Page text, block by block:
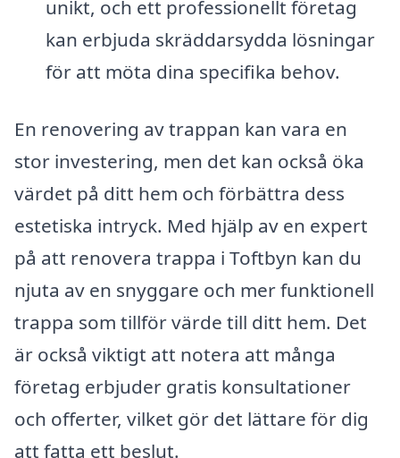
unikt, och ett professionellt företag
kan erbjuda skräddarsydda lösningar
för att möta dina specifika behov.
En renovering av trappan kan vara en
stor investering, men det kan också öka
värdet på ditt hem och förbättra dess
estetiska intryck. Med hjälp av en expert
på att renovera trappa i Toftbyn kan du
njuta av en snyggare och mer funktionell
trappa som tillför värde till ditt hem. Det
är också viktigt att notera att många
företag erbjuder gratis konsultationer
och offerter, vilket gör det lättare för dig
att fatta ett beslut.